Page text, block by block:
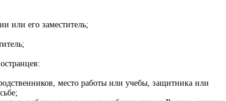
или его заместитель;
место работы или учебы, защитника или